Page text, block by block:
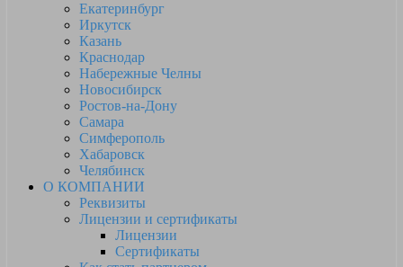
Екатеринбург
Иркутск
Казань
Краснодар
Набережные Челны
Новосибирск
Ростов-на-Дону
Самара
Симферополь
Хабаровск
Челябинск
О КОМПАНИИ
Реквизиты
Лицензии и сертификаты
Лицензии
Сертификаты